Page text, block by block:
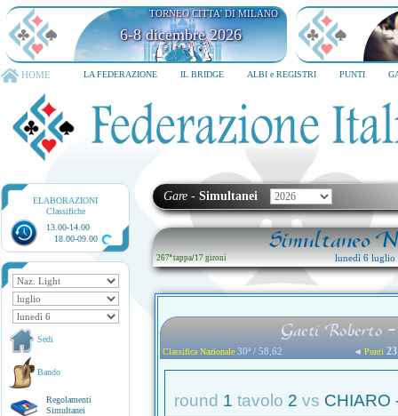
TORNEO CITTA' DI MILANO
6-8 dicembre 2026
HOME LA FEDERAZIONE IL BRIDGE ALBI e REGISTRI PUNTI
ELABORAZIONI
Classifiche
13.00-14.00
18.00-09.00
Sedi
Bando
Regolamenti
Simultanei
Gare - Simultanei
Simultaneo
267ª tappa/17 gironi lunedì 6 luglio
Gaeti Roberto -
Classifica Nazionale 30ª / 58,62 ◄ Punti 23
round 1 tavolo 2 vs CHIARO